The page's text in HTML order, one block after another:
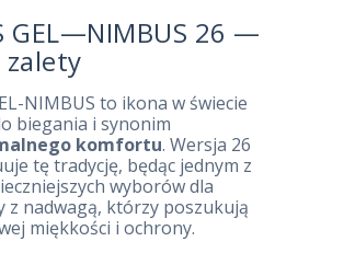
GEL—NIMBUS 26 —
zalety
NIMBUS to ikona w świecie
biegania i synonim
komfortu. Wersja 26
tę tradycję, będąc jednym z
wyborów dla
z nadwagą, którzy poszukują
miękkości i ochrony.